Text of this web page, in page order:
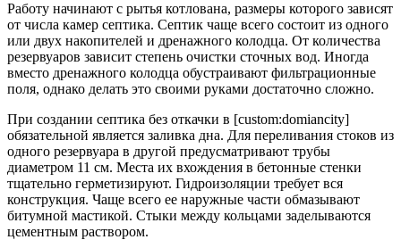
Работу начинают с рытья котлована, размеры которого зависят
от числа камер септика. Септик чаще всего состоит из одного
или двух накопителей и дренажного колодца. От количества
резервуаров зависит степень очистки сточных вод. Иногда
вместо дренажного колодца обустраивают фильтрационные
поля, однако делать это своими руками достаточно сложно.
При создании септика без откачки в [custom:domiancity]
обязательной является заливка дна. Для переливания стоков из
одного резервуара в другой предусматривают трубы
диаметром 11 см. Места их вхождения в бетонные стенки
тщательно герметизируют. Гидроизоляции требует вся
конструкция. Чаще всего ее наружные части обмазывают
битумной мастикой. Стыки между кольцами заделываются
цементным раствором.